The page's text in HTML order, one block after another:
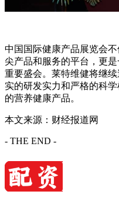
中国国际健康产品展览会
尖产品和服务的平台，更
重要盛会。莱特维健将继
实的研发实力和严格的科
的营养健康产品。
本文来源：财经报道网
- THE END -